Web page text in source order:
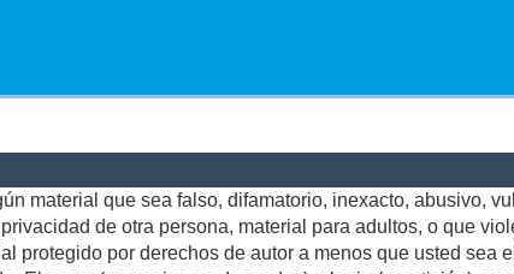
material que sea falso, difamatorio, inexacto, abusivo,
de otra persona, material para adultos, o que
protegido por derechos de autor a menos que usted sea